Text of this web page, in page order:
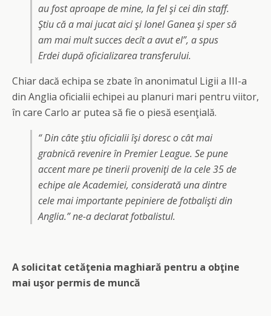
au fost aproape de mine, la fel şi cei din staff.
Ştiu că a mai jucat aici şi Ionel Ganea şi sper să
am mai mult succes decît a avut el”, a spus
Erdei după oficializarea transferului.
Chiar dacă echipa se zbate în anonimatul Ligii a III-a
din Anglia oficialii echipei au planuri mari pentru viitor,
în care Carlo ar putea să fie o piesă esenţială.
“ Din câte ştiu oficialii îşi doresc o cât mai
grabnică revenire în Premier League. Se pune
accent mare pe tinerii proveniţi de la cele 35 de
echipe ale Academiei, considerată una dintre
cele mai importante pepiniere de fotbalişti din
Anglia.” ne-a declarat fotbalistul.
A solicitat cetăţenia maghiară pentru a obţine
mai uşor permis de muncă